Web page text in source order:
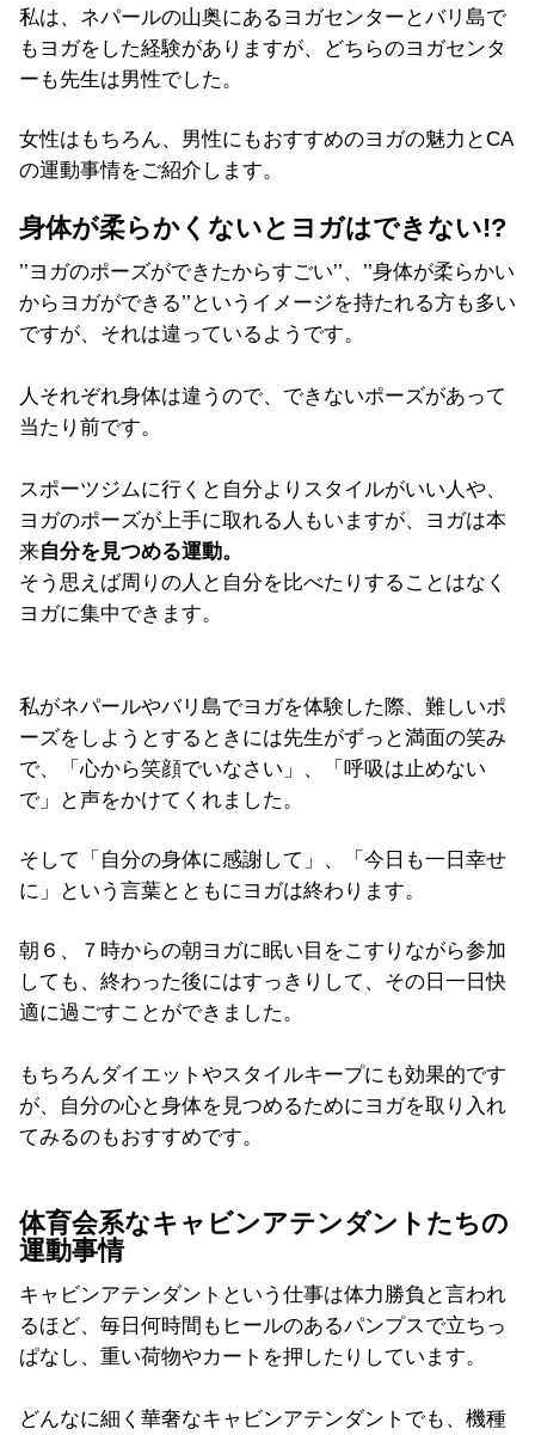
私は、ネパールの山奥にあるヨガセンターとバリ島で
もヨガをした経験がありますが、どちらのヨガセンタ
ーも先生は男性でした。
女性はもちろん、男性にもおすすめのヨガの魅力とCA
の運動事情をご紹介します。
身体が柔らかくないとヨガはできない!?
’’ヨガのポーズができたからすごい’’、’’身体が柔らかい
からヨガができる’’というイメージを持たれる方も多い
ですが、それは違っているようです。
人それぞれ身体は違うので、できないポーズがあって
当たり前です。
スポーツジムに行くと自分よりスタイルがいい人や、
ヨガのポーズが上手に取れる人もいますが、ヨガは本
来自分を見つめる運動。
そう思えば周りの人と自分を比べたりすることはなく
ヨガに集中できます。
私がネパールやバリ島でヨガを体験した際、難しいポ
ーズをしようとするときには先生がずっと満面の笑み
で、「心から笑顔でいなさい」、「呼吸は止めない
で」と声をかけてくれました。
そして「自分の身体に感謝して」、「今日も一日幸せ
に」という言葉とともにヨガは終わります。
朝６、７時からの朝ヨガに眠い目をこすりながら参加
しても、終わった後にはすっきりして、その日一日快
適に過ごすことができました。
もちろんダイエットやスタイルキープにも効果的です
が、自分の心と身体を見つめるためにヨガを取り入れ
てみるのもおすすめです。
体育会系なキャビンアテンダントたちの
運動事情
キャビンアテンダントという仕事は体力勝負と言われ
るほど、毎日何時間もヒールのあるパンプスで立ちっ
ぱなし、重い荷物やカートを押したりしています。
どんなに細く華奢なキャビンアテンダントでも、機種